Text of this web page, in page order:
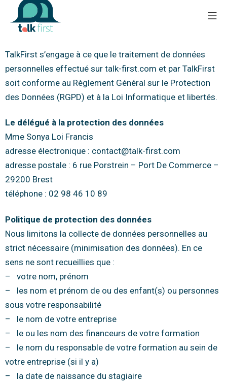
TalkFirst s’engage à ce que le traitement de données
personnelles effectué sur talk-first.com et par TalkFirst
soit conforme au Règlement Général sur le Protection
des Données (RGPD) et à la Loi Informatique et libertés.
Le délégué à la protection des données
Mme Sonya Loi Francis
adresse électronique : contact@talk-first.com
adresse postale : 6 rue Porstrein – Port De Commerce –
29200 Brest
téléphone : 02 98 46 10 89
Politique de protection des données
Nous limitons la collecte de données personnelles au
strict nécessaire (minimisation des données). En ce
sens ne sont recueillies que :
– votre nom, prénom
– les nom et prénom de ou des enfant(s) ou personnes
sous votre responsabilité
– le nom de votre entreprise
– le ou les nom des financeurs de votre formation
– le nom du responsable de votre formation au sein de
votre entreprise (si il y a)
– la date de naissance du stagiaire